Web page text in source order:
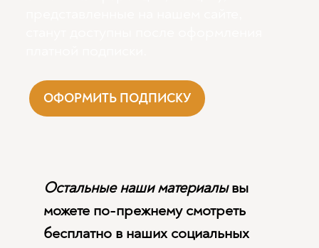
ОФОРМИТЬ ПОДПИСКУ
Остальные наши материалывы
можете по-прежнему смотреть
бесплатно в наших социальных